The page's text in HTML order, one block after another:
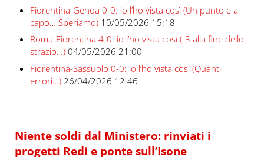
Fiorentina-Genoa 0-0: io l’ho vista così (Un punto e a
capo… Speriamo) 10/05/2026 15:18
Roma-Fiorentina 4-0: io l’ho vista così (-3 alla fine dello
strazio…) 04/05/2026 21:00
Fiorentina-Sassuolo 0-0: io l’ho vista così (Quanti
errori…) 26/04/2026 12:46
Niente soldi dal Ministero: rinviati i
progetti Redi e ponte sull’Isone